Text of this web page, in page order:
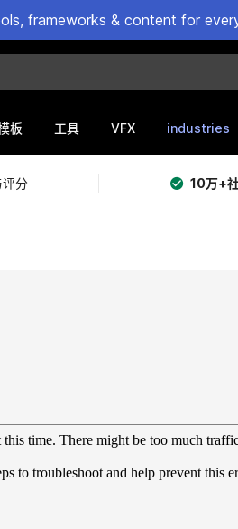
frameworks & content for
板 工具 VFX industries
分 10万+